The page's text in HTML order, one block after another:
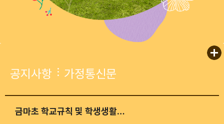
공지사항 가정통신문
금마초 학교규칙 및 학생생활규정